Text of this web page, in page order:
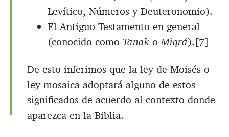
Levítico, Números y Deuteronomio).
El Antiguo Testamento en general
(conocido como Tanak oMiqrá).[7]
De esto inferimos que la ley de Moisés o
ley mosaica adoptará alguno de estos
significados de acuerdo al contexto donde
aparezca en la Biblia.